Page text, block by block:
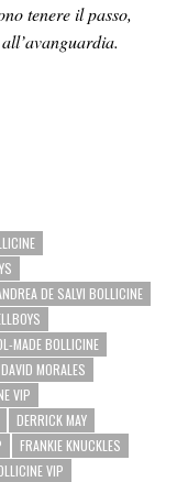
tenere il passo,
DE SALVI BOLLICINE
MADE BOLLICINE
DAVID MORALES
VIP
DERRICK MAY
FRANKIE KNUCKLES
VIP